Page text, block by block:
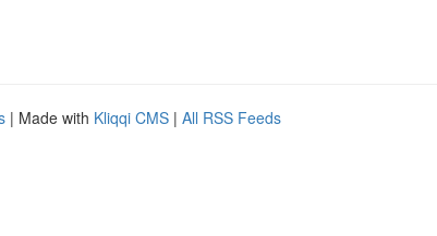
| Made with Kliqqi CMS | All RSS Feeds